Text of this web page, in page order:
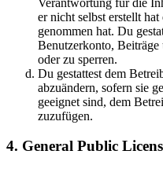
er nicht selbst erstellt
genommen hat. Du
Benutzerkonto,
oder zu sperren.
Du gestattest dem
abzuändern, sofern sie
geeignet sind, dem
zuzufügen.
4. General Public